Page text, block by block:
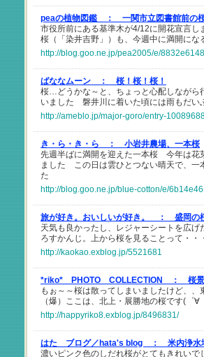
peaの植物図鑑 ：
一関市立図書館前の
市役所前にある基準木が4/12に開花宣言
桜（「染井吉野」）も、今週中に満開にな
http://blog.goo.ne.jp/pea2005/e/
ばななムーン ：
桜！桜！桜！
桜…どうかな～と、ちょっと心配しながら
いました 磐井川に着いた頃には雨もだい
http://ameblo.jp/major-goro/entry-
き・ら・き・ら ：
小岩井農場、一本桜
先週半ばに満開を迎えた一本桜 今年は花
ました この日は雲ひとつない晴天で、
た
http://blog.goo.ne.jp/blue-cotton/e/
旅が好き。おいしいが好き。 ：
盛岡の
天気も良かったし、レジャーシートを広
ろすかんじ。上から桜を見ることって・・
http://kaokao.exblog.jp/5521681
*riko* PHOTO COLLECTION ：
桜
もぉ～～桜は散ってしまいましたけど、
（爆）ここは、北上・展勝地の桜です(゜
http://happyriko8.exblog.jp/8496831/
はた ブログ／hata's blog ：
米内浄水
濃いピンク色のしだれ桜がとてもきれい